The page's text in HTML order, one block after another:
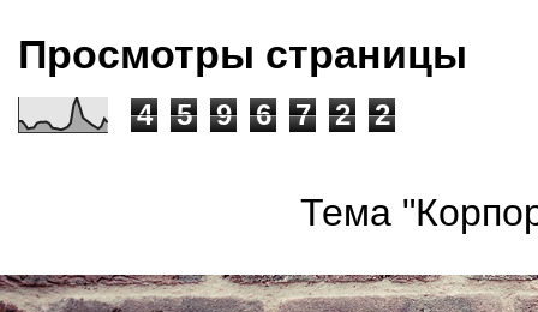
Просмотры страницы
4 5 9 6 7 2 2
Тема